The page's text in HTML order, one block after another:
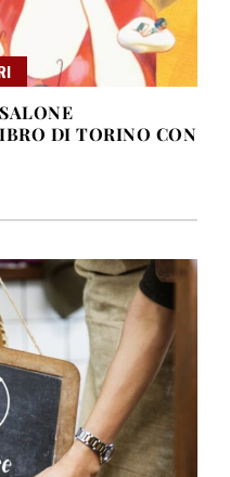
DI TORINO CON